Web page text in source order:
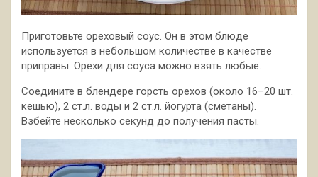
Приготовьте ореховый соус. Он в этом блюде
используется в небольшом количестве в качестве
приправы. Орехи для соуса можно взять любые.
Соедините в блендере горсть орехов (около 16–20 шт.
кешью), 2 ст.л. воды и 2 ст.л. йогурта (сметаны).
Взбейте несколько секунд до получения пасты.